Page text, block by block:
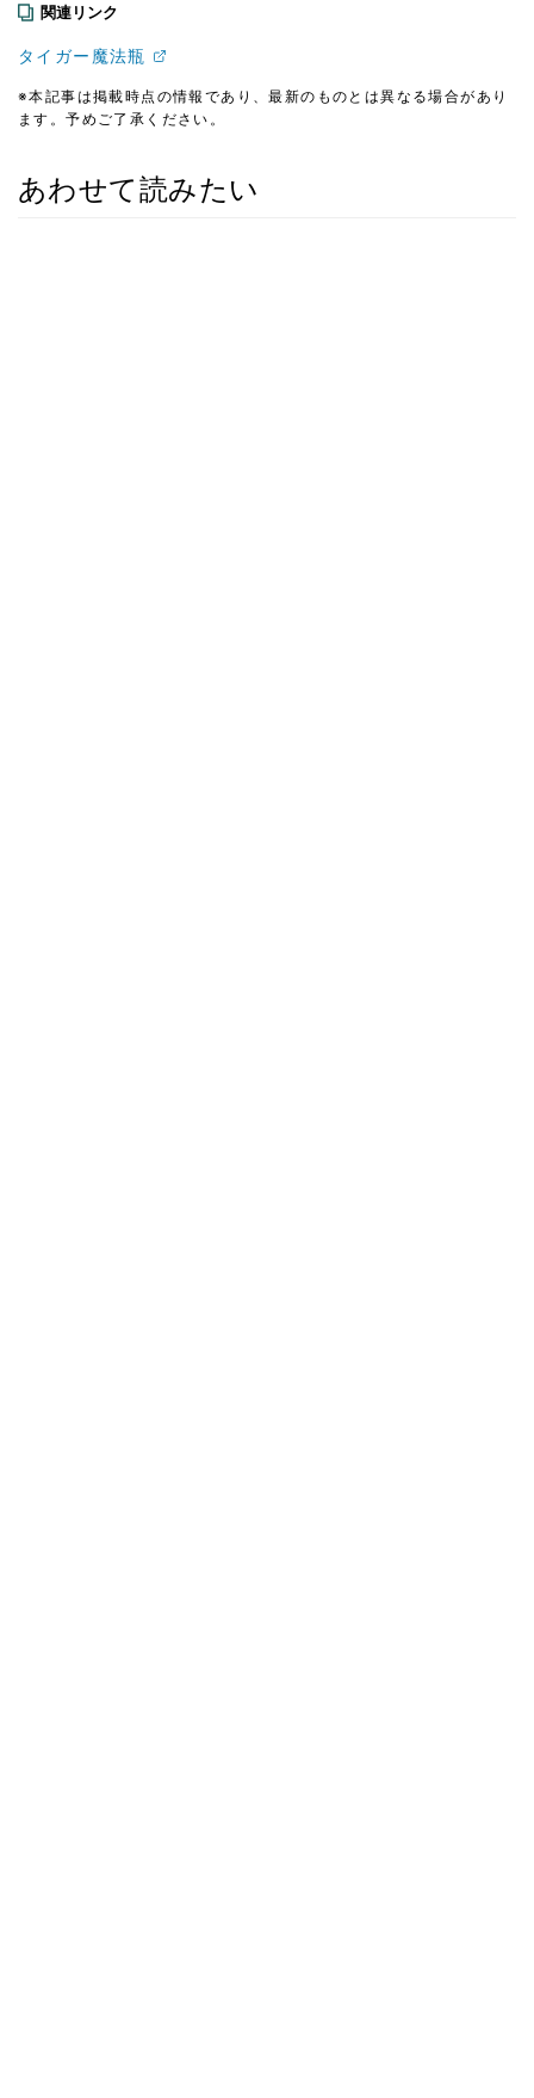
関連リンク
タイガー魔法瓶
※本記事は掲載時点の情報であり、最新のものとは異なる場合があり
ます。予めご了承ください。
あわせて読みたい